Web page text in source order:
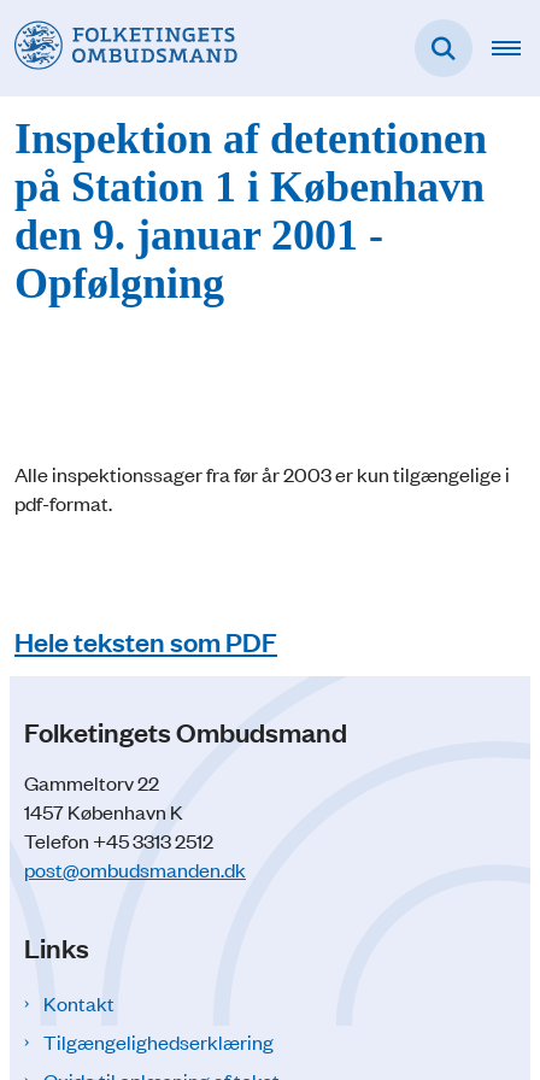
Inspektion af detentionen
på Station 1 i København
den 9. januar 2001 -
Opfølgning
Alle inspektionssager fra før år 2003 er kun tilgængelige i
pdf-format.
Hele teksten som PDF
Folketingets Ombudsmand
Gammeltorv 22
1457 København K
Telefon +45 3313 2512
post@ombudsmanden.dk
Links
Kontakt
Tilgængelighedserklæring